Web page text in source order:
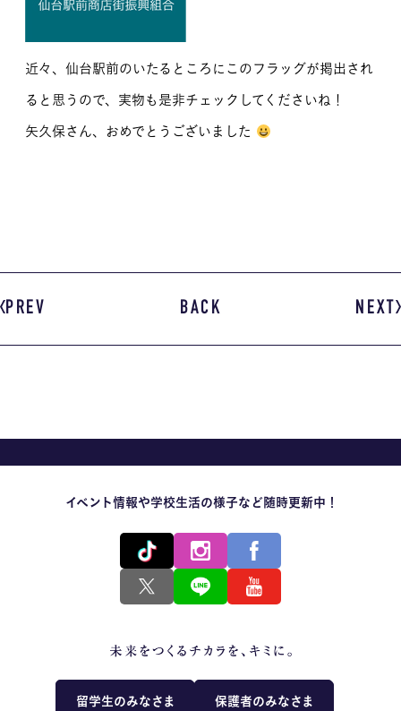
近々、仙台駅前のいたるところにこのフラッグが掲出され
ると思うので、実物も是非チェックしてくださいね！
矢久保さん、おめでとうございました
PREV BACK NEXT
イベント情報や学校生活の様子など随時更新中！
留学生のみなさま 保護者のみなさま